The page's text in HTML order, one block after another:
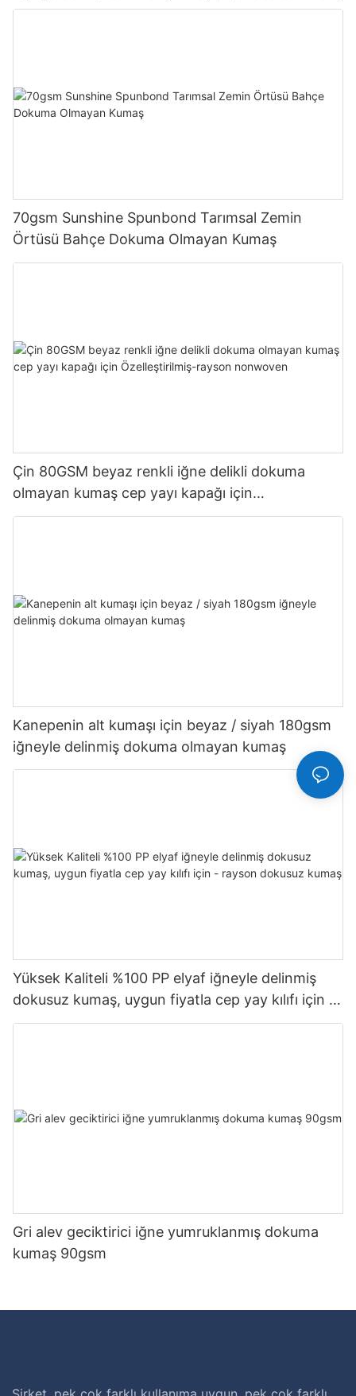
70gsm Sunshine Spunbond Tarımsal Zemin
Örtüsü Bahçe Dokuma Olmayan Kumaş
Çin 80GSM beyaz renkli iğne delikli dokuma
olmayan kumaş cep yayı kapağı için
Özelleştirilmiş-rayson nonwoven
Kanepenin alt kumaşı için beyaz / siyah 180gsm
iğneyle delinmiş dokuma olmayan kumaş
Yüksek Kaliteli %100 PP elyaf iğneyle delinmiş
dokusuz kumaş, uygun fiyatla cep yay kılıfı için -
rayson dokusuz kumaş
Gri alev geciktirici iğne yumruklanmış dokuma
kumaş 90gsm